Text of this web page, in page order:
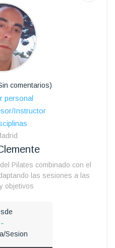
comentarios)
personal
Instructor
Pilates combinado con el
las sesiones a las
objetivos
-
Sesion